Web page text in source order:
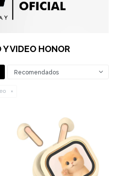
VIDEO HONOR
Recomendados